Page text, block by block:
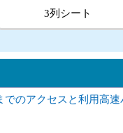
3列シート
でのアクセスと利用高